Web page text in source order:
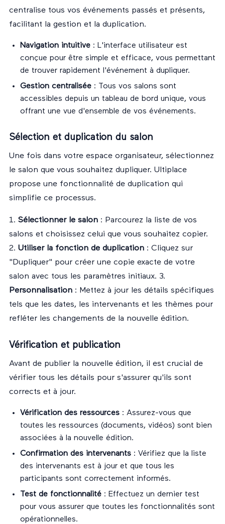
centralise tous vos événements passés et présents,
facilitant la gestion et la duplication.
Navigation intuitive : L'interface utilisateur est
conçue pour être simple et efficace, vous permettant
de trouver rapidement l'événement à dupliquer.
Gestion centralisée : Tous vos salons sont
accessibles depuis un tableau de bord unique, vous
offrant une vue d'ensemble de vos événements.
Sélection et duplication du salon
Une fois dans votre espace organisateur, sélectionnez
le salon que vous souhaitez dupliquer. Ultiplace
propose une fonctionnalité de duplication qui
simplifie ce processus.
1. Sélectionner le salon : Parcourez la liste de vos
salons et choisissez celui que vous souhaitez copier.
2. Utiliser la fonction de duplication : Cliquez sur
"Dupliquer" pour créer une copie exacte de votre
salon avec tous les paramètres initiaux. 3.
Personnalisation : Mettez à jour les détails spécifiques
tels que les dates, les intervenants et les thèmes pour
refléter les changements de la nouvelle édition.
Vérification et publication
Avant de publier la nouvelle édition, il est crucial de
vérifier tous les détails pour s'assurer qu'ils sont
corrects et à jour.
Vérification des ressources : Assurez-vous que
toutes les ressources (documents, vidéos) sont bien
associées à la nouvelle édition.
Confirmation des intervenants : Vérifiez que la liste
des intervenants est à jour et que tous les
participants sont correctement informés.
Test de fonctionnalité : Effectuez un dernier test
pour vous assurer que toutes les fonctionnalités sont
opérationnelles.